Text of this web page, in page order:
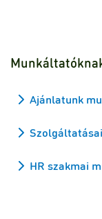
Ajánlatunk
HR szakmai